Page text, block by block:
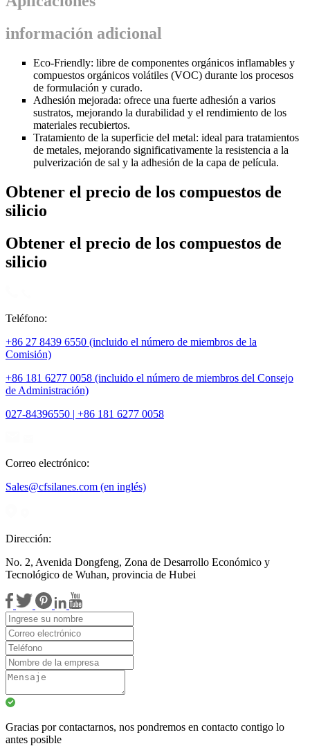
información adicional
Eco-Friendly: libre de componentes orgánicos inflamables y
compuestos orgánicos volátiles (VOC) durante los procesos
de formulación y curado.
Adhesión mejorada: ofrece una fuerte adhesión a varios
sustratos, mejorando la durabilidad y el rendimiento de los
materiales recubiertos.
Tratamiento de la superficie del metal: ideal para tratamientos
de metales, mejorando significativamente la resistencia a la
pulverización de sal y la adhesión de la capa de película.
Obtener el precio de los compuestos de
silicio
Obtener el precio de los compuestos de
silicio
Teléfono:
+86 27 8439 6550 (incluido el número de miembros de la
Comisión)
+86 181 6277 0058 (incluido el número de miembros del Consejo
de Administración)
027-84396550 | +86 181 6277 0058
Correo electrónico:
Sales@cfsilanes.com (en inglés)
Dirección:
No. 2, Avenida Dongfeng, Zona de Desarrollo Económico y
Tecnológico de Wuhan, provincia de Hubei
Gracias por contactarnos, nos pondremos en contacto contigo lo
antes posible